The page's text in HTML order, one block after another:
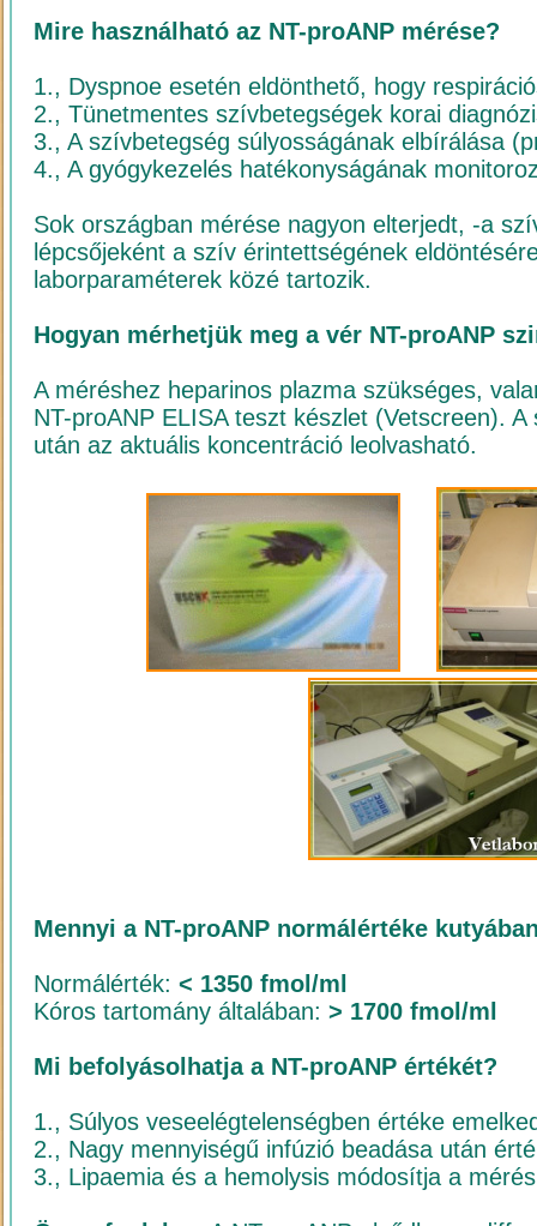
Mire használható az NT-proANP mérése?
1., Dyspnoe esetén eldönthető, hogy
2., Tünetmentes szívbetegségek korai
3., A szívbetegség súlyosságának elbírálása
4., A gyógykezelés hatékonyságának
Sok országban mérése nagyon elterjedt, -a
lépcsőjeként a szív érintettségének
laborparaméterek közé tartozik.
Hogyan mérhetjük meg a vér NT-proANP
A méréshez heparinos plazma szükséges,
NT-proANP ELISA teszt készlet (Vetscreen).
után az aktuális koncentráció leolvasható.
Mennyi a NT-proANP normálértéke
Normálérték: < 1350 fmol/ml
Kóros tartomány általában: > 1700 fmol/ml
Mi befolyásolhatja a NT-proANP értékét?
1., Súlyos veseelégtelenségben értéke
2., Nagy mennyiségű infúzió beadása után
3., Lipaemia és a hemolysis módosítja a